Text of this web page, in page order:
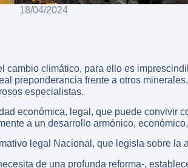
18/04/2024
cambio climático, para ello es
preponderancia frente a otros
especialistas.
económica, legal, que puede convivir
a un desarrollo armónico,
legal Nacional, que legisla sobre la
de una profunda reforma-,